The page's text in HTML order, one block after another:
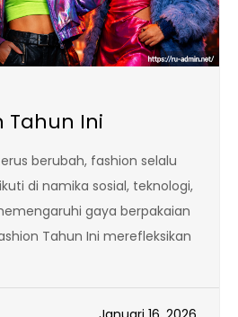
Tahun Ini
berubah, fashion selalu
di namika sosial, teknologi,
gaya berpakaian
Tahun Ini merefleksikan